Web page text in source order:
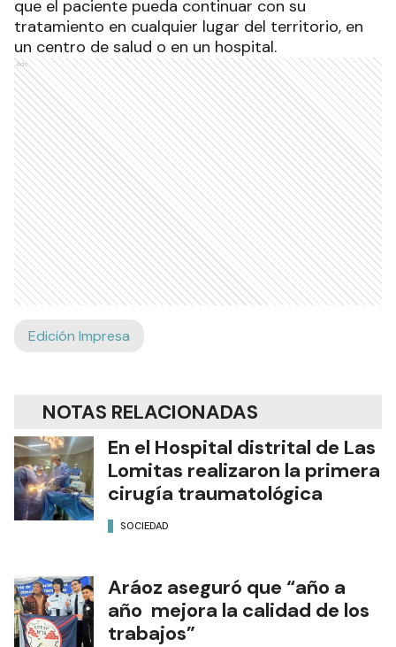
que el paciente pueda continuar con su
tratamiento en cualquier lugar del territorio, en
un centro de salud o en un hospital.
Ads
Edición Impresa
NOTAS RELACIONADAS
En el Hospital distrital de Las
Lomitas realizaron la primera
cirugía traumatológica
SOCIEDAD
Aráoz aseguró que “año a
año mejora la calidad de los
trabajos”